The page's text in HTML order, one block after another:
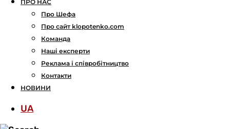
ПРО НАС
Про Шефа
Про сайт klopotenko.com
Команда
Наші експерти
Реклама і співробітництво
Контакти
НОВИНИ
UA